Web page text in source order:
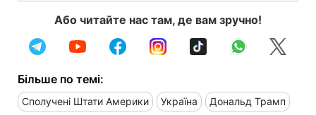
Або читайте нас там, де вам зручно!
Більше по темі:
Сполучені Штати Америки Україна Дональд Трамп